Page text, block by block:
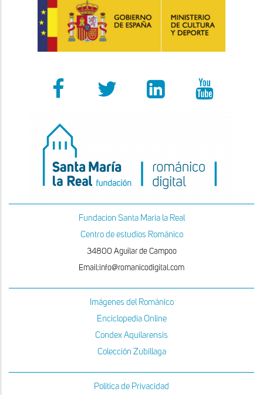
Fundacion Santa Maria la Real
Centro de estudios Románico
34800 Aguilar de Campoo
Email:info@romanicodigital.com
Imágenes del Románico
Enciclopedia Online
Condex Aquilarensis
Colección Zubillaga
Política de Privacidad